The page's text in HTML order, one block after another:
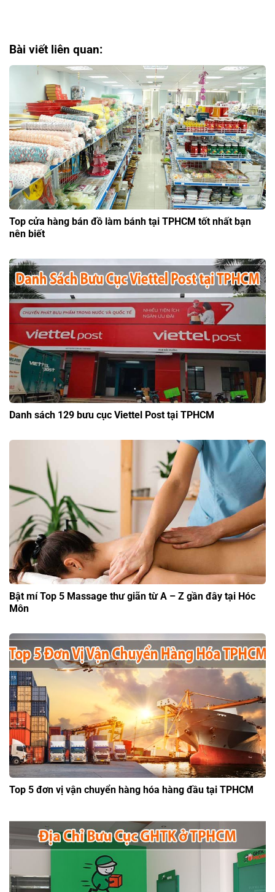
Bài viết liên quan:
Top cửa hàng bán đồ làm bánh tại TPHCM tốt nhất bạn
nên biết
Danh sách 129 bưu cục Viettel Post tại TPHCM
Bật mí Top 5 Massage thư giãn từ A – Z gần đây tại Hóc
Môn
Top 5 đơn vị vận chuyển hàng hóa hàng đầu tại TPHCM